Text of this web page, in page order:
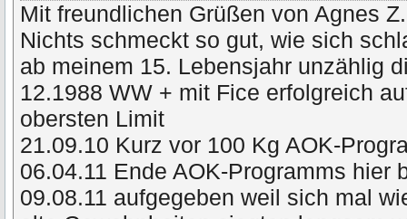
Mit freundlichen Grüßen von Agnes Z.
Nichts schmeckt so gut, wie sich
ab meinem 15. Lebensjahr unzählig
12.1988 WW + mit Fice erfolgreich
obersten Limit
21.09.10 Kurz vor 100 Kg AOK-
06.04.11 Ende AOK-Programms hier
09.08.11 aufgegeben weil sich mal